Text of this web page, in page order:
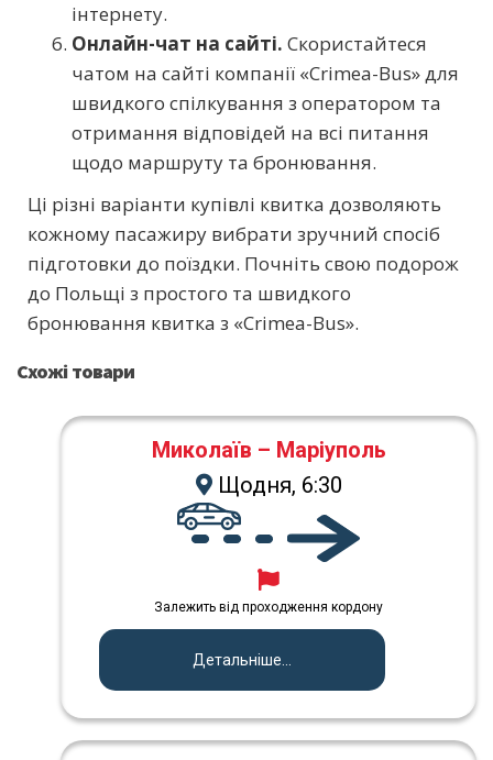
інтернету.
Онлайн-чат на сайті. Скористайтеся
чатом на сайті компанії «Crimea-Bus» для
швидкого спілкування з оператором та
отримання відповідей на всі питання
щодо маршруту та бронювання.
Ці різні варіанти купівлі квитка дозволяють
кожному пасажиру вибрати зручний спосіб
підготовки до поїздки. Почніть свою подорож
до Польщі з простого та швидкого
бронювання квитка з «Crimea-Bus».
Схожі товари
Миколаїв – Маріуполь
Щодня, 6:30
Залежить від проходження кордону
Детальніше...